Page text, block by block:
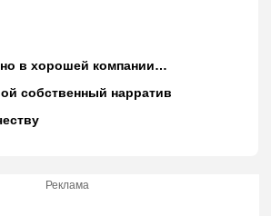
в хорошей компании…
собственный нарратив
Реклама